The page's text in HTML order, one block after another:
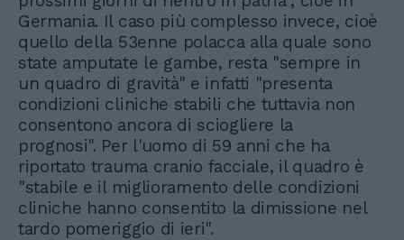
Germania. Il caso più complesso invece, cioè
quello della 53enne polacca alla quale sono
state amputate le gambe, resta "sempre in
un quadro di gravità" e infatti "presenta
condizioni cliniche stabili che tuttavia non
consentono ancora di sciogliere la
prognosi". Per l'uomo di 59 anni che ha
riportato trauma cranio facciale, il quadro è
"stabile e il miglioramento delle condizioni
cliniche hanno consentito la dimissione nel
tardo pomeriggio di ieri".